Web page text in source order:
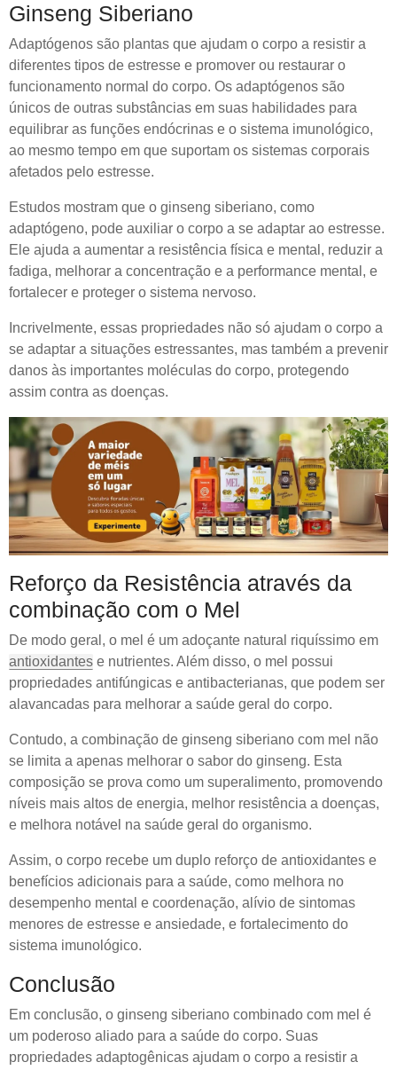
Ginseng Siberiano
Adaptógenos são plantas que ajudam o corpo a resistir a
diferentes tipos de estresse e promover ou restaurar o
funcionamento normal do corpo. Os adaptógenos são
únicos de outras substâncias em suas habilidades para
equilibrar as funções endócrinas e o sistema imunológico,
ao mesmo tempo em que suportam os sistemas corporais
afetados pelo estresse.
Estudos mostram que o ginseng siberiano, como
adaptógeno, pode auxiliar o corpo a se adaptar ao estresse.
Ele ajuda a aumentar a resistência física e mental, reduzir a
fadiga, melhorar a concentração e a performance mental, e
fortalecer e proteger o sistema nervoso.
Incrivelmente, essas propriedades não só ajudam o corpo a
se adaptar a situações estressantes, mas também a prevenir
danos às importantes moléculas do corpo, protegendo
assim contra as doenças.
Reforço da Resistência através da
combinação com o Mel
De modo geral, o mel é um adoçante natural riquíssimo em
antioxidantes e nutrientes. Além disso, o mel possui
propriedades antifúngicas e antibacterianas, que podem ser
alavancadas para melhorar a saúde geral do corpo.
Contudo, a combinação de ginseng siberiano com mel não
se limita a apenas melhorar o sabor do ginseng. Esta
composição se prova como um superalimento, promovendo
níveis mais altos de energia, melhor resistência a doenças,
e melhora notável na saúde geral do organismo.
Assim, o corpo recebe um duplo reforço de antioxidantes e
benefícios adicionais para a saúde, como melhora no
desempenho mental e coordenação, alívio de sintomas
menores de estresse e ansiedade, e fortalecimento do
sistema imunológico.
Conclusão
Em conclusão, o ginseng siberiano combinado com mel é
um poderoso aliado para a saúde do corpo. Suas
propriedades adaptogênicas ajudam o corpo a resistir a